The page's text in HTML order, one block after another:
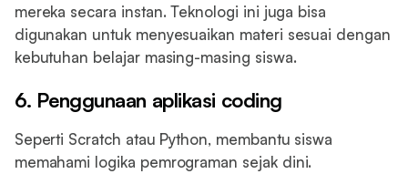
mereka secara instan. Teknologi ini juga bisa
digunakan untuk menyesuaikan materi sesuai dengan
kebutuhan belajar masing-masing siswa.
6. Penggunaan aplikasi coding
Seperti Scratch atau Python, membantu siswa
memahami logika pemrograman sejak dini.